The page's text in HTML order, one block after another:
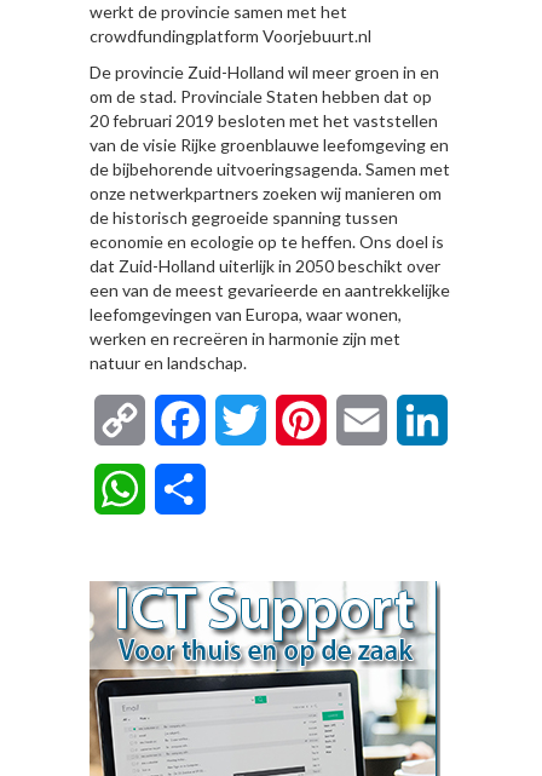
werkt de provincie samen met het
crowdfundingplatform Voorjebuurt.nl
De provincie Zuid-Holland wil meer groen in en
om de stad. Provinciale Staten hebben dat op
20 februari 2019 besloten met het vaststellen
van de visie Rijke groenblauwe leefomgeving en
de bijbehorende uitvoeringsagenda. Samen met
onze netwerkpartners zoeken wij manieren om
de historisch gegroeide spanning tussen
economie en ecologie op te heffen. Ons doel is
dat Zuid-Holland uiterlijk in 2050 beschikt over
een van de meest gevarieerde en aantrekkelijke
leefomgevingen van Europa, waar wonen,
werken en recreëren in harmonie zijn met
natuur en landschap.
Copy
Link
FacebookTwitter Pinterest Email
WhatsApp